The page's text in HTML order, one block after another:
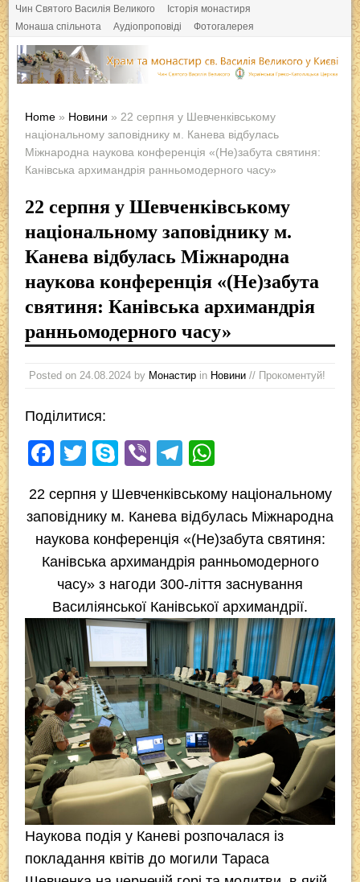
Чин Святого Василія Великого
Історія монастиря
Монаша спільнота
Аудіопроповіді Фотогалерея
Home » Новини » 22 серпня у Шевченківському
національному заповіднику м. Канева відбулась
Міжнародна наукова конференція «(Не)забута святиня:
Канівська архимандрія ранньомодерного часу»
22 серпня у Шевченківському
національному заповіднику м.
Канева відбулась Міжнародна
наукова конференція «(Не)забута
святиня: Канівська архимандрія
ранньомодерного часу»
Posted on 24.08.2024 by Монастир in Новини // Прокоментуй!
Поділитися:
F
c
e
b
o
o
k
T
tt
er
S
p
e
Vi
er
T
e
gr
a
m
at
s
A
p
p
22 серпня у Шевченківському національному
заповіднику м. Канева відбулась Міжнародна
наукова конференція «(Не)забута святиня:
Канівська архимандрія ранньомодерного
часу» з нагоди 300-ліття заснування
Василіянської Канівської архимандрії.
Наукова подія у Каневі розпочалася із
покладання квітів до могили Тараса